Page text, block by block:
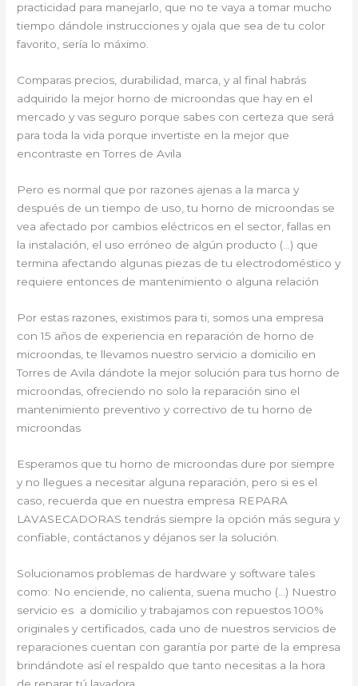
practicidad para manejarlo, que no te vaya a tomar mucho
tiempo dándole instrucciones y ojala que sea de tu color
favorito, sería lo máximo.
Comparas precios, durabilidad, marca, y al final habrás
adquirido la mejor horno de microondas que hay en el
mercado y vas seguro porque sabes con certeza que será
para toda la vida porque invertiste en la mejor que
encontraste en Torres de Avila
Pero es normal que por razones ajenas a la marca y
después de un tiempo de uso, tu horno de microondas se
vea afectado por cambios eléctricos en el sector, fallas en
la instalación, el uso erróneo de algún producto (…) que
termina afectando algunas piezas de tu electrodoméstico y
requiere entonces de mantenimiento o alguna relación
Por estas razones, existimos para ti, somos una empresa
con 15 años de experiencia en reparación de horno de
microondas, te llevamos nuestro servicio a domicilio en
Torres de Avila dándote la mejor solución para tus horno de
microondas, ofreciendo no solo la reparación sino el
mantenimiento preventivo y correctivo de tu horno de
microondas
Esperamos que tu horno de microondas dure por siempre
y no llegues a necesitar alguna reparación, pero si es el
caso, recuerda que en nuestra empresa REPARA
LAVASECADORAS tendrás siempre la opción más segura y
confiable, contáctanos y déjanos ser la solución.
Solucionamos problemas de hardware y software tales
como: No enciende, no calienta, suena mucho (…) Nuestro
servicio es a domicilio y trabajamos con repuestos 100%
originales y certificados, cada uno de nuestros servicios de
reparaciones cuentan con garantía por parte de la empresa
brindándote así el respaldo que tanto necesitas a la hora
de reparar tú lavadora.